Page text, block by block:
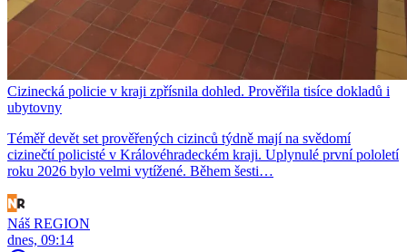
Cizinecká policie v kraji zpřísnila dohled. Prověřila tisíce dokladů i
ubytovny
Téměř devět set prověřených cizinců týdně mají na svědomí
cizinečtí policisté v Královéhradeckém kraji. Uplynulé první pololetí
roku 2026 bylo velmi vytížené. Během šesti…
Náš REGION
dnes, 09:14